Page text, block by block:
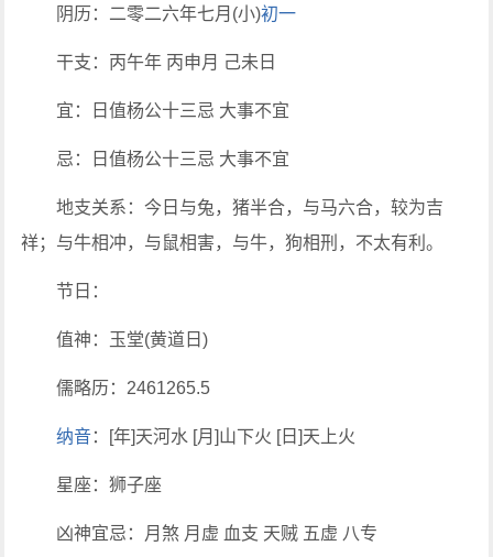
阴历：二零二六年七月(小)初一
干支：丙午年 丙申月 己未日
宜：日值杨公十三忌 大事不宜
忌：日值杨公十三忌 大事不宜
地支关系：今日与兔，猪半合，与马六合，较为吉
祥；与牛相冲，与鼠相害，与牛，狗相刑，不太有利。
节日：
值神：玉堂(黄道日)
儒略历：2461265.5
纳音：[年]天河水 [月]山下火 [日]天上火
星座：狮子座
凶神宜忌：月煞 月虚 血支 天贼 五虚 八专